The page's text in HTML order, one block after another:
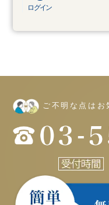
ご不明な点はお